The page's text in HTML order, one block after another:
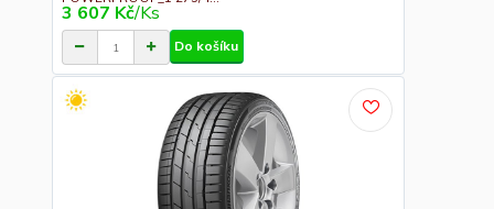
3 607 Kč/Ks
Do košíku